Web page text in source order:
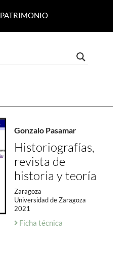
PATRIMONIO
Gonzalo Pasamar
Historiografías,
revista de
historia y teoría
Zaragoza
Universidad de Zaragoza
2021
Ficha técnica